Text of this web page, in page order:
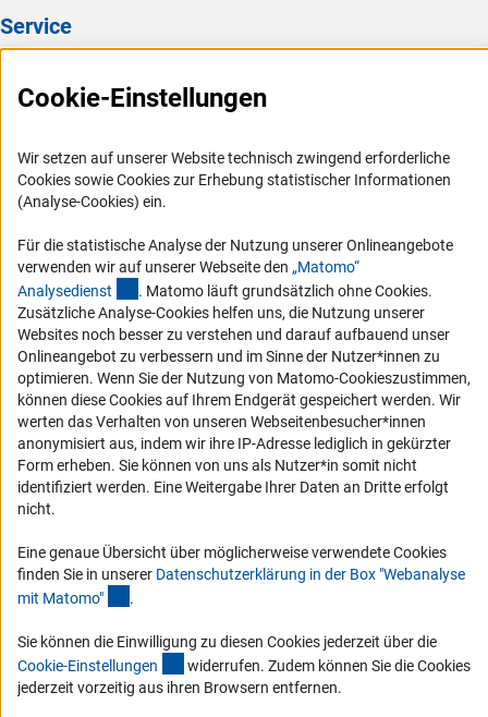
Service
FAQ
Logo und Corporate Design
RSS-Feeds
Compliance
Vergabeverfahren
Barrierefreiheit
Service und Informationen für Menschen mit Behinderungen
Erklärung zur Barrierefreiheit
Barriere melden
DFG-aktuell
Erhalten Sie Neuigkeiten aus der DFG direkt in Ihr Mailpostfach oder
Zum Newsletter
Cookie-Einstellungen
Wir setzen auf unserer Website technisch zwingend erforderliche
Cookies sowie Cookies zur Erhebung statistischer Informationen
(Analyse-Cookies) ein.
Für die statistische Analyse der Nutzung unserer Onlineangebote
verwenden wir auf unserer Webseite den „Matomo“
Analysedienst (externer Link)
. Matomo läuft grundsätzlich ohne Cookies.
Zusätzliche Analyse-Cookies helfen uns, die Nutzung unserer
Websites noch besser zu verstehen und darauf aufbauend unser
Onlineangebot zu verbessern und im Sinne der Nutzer*innen zu
optimieren. Wenn Sie der Nutzung von Matomo-Cookieszustimmen,
können diese Cookies auf Ihrem Endgerät gespeichert werden. Wir
werten das Verhalten von unseren Webseitenbesucher*innen
anonymisiert aus, indem wir ihre IP-Adresse lediglich in gekürzter
Form erheben. Sie können von uns als Nutzer*in somit nicht
identifiziert werden. Eine Weitergabe Ihrer Daten an Dritte erfolgt
nicht.
Eine genaue Übersicht über möglicherweise verwendete Cookies
finden Sie in unserer Datenschutzerklärung in der Box "Webanalyse
mit Matomo" .
Sie können die Einwilligung zu diesen Cookies jederzeit über die
Cookie-Einstellungen (interner Link)
widerrufen. Zudem können Sie die Cookies
jederzeit vorzeitig aus ihren Browsern entfernen.